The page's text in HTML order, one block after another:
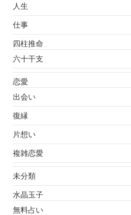
人生
仕事
四柱推命
六十干支
恋愛
出会い
復縁
片想い
複雑恋愛
未分類
水晶玉子
無料占い